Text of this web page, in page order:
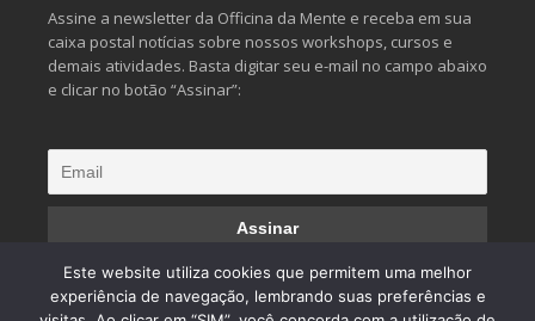
Assine a newsletter da Officina da Mente e receba em sua
caixa postal notícias sobre nossos workshops, cursos e
demais atividades. Basta digitar seu e-mail no campo abaixo
e clicar no botão “Assinar”:
Este website utiliza cookies que permitem uma melhor
experiência de navegação, lembrando suas preferências e